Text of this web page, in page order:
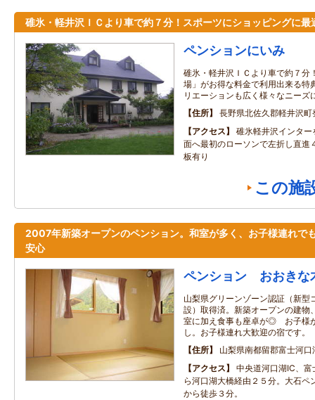
碓氷・軽井沢ＩＣより車で約７分！スポーツにショッピングに最
ペンションにいみ
碓氷・軽井沢ＩＣより車で約７分
場」がお得な料金で利用出来る特
リエーションも広く様々なニーズ
住所
長野県北佐久郡軽井沢町
アクセス
碓氷軽井沢インタ
面へ最初のローソンで左折し直進
板有り
この施
2007年新築オープンのペンション。和室が多く、お子様連れで
安心
ペンション おおきな
山梨県グリーンゾーン認証（新型
設）取得済。新築オープンの建物
室に加え食事も座卓が◎ お子様
し。お子様連れ大歓迎の宿です。
住所
山梨県南都留郡富士河
アクセス
中央道河口湖IC、
ら河口湖大橋経由２５分。大石ペ
から徒歩３分。